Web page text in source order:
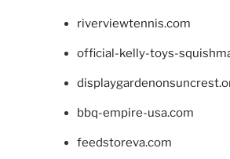
riverviewtennis.com
official-kelly-toys-
bbq-empire-usa.com
feedstoreva.com